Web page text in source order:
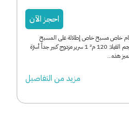
احجز الآن
م² مطبخ صغير خاص حمّام خاص مسبح خاص إطلالة على المسبح
تكييف تلفزيون بشاشة مسطحة تراس ميني بار واي فاي مجاناً حجم الفيلا: 120 م² 1 سرير مزدوج كبير جداً أسرّة
مزید من التفاصیل